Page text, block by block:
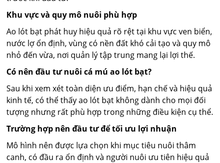
Khu vực và quy mô nuôi phù hợp
Ao lót bạt phát huy hiệu quả rõ rệt tại khu vực ven biển,
nước lợ ổn định, vùng có nền đất khó cải tạo và quy mô
nhỏ đến vừa, nơi quản lý tập trung mang lại lợi thế.
Có nên đầu tư nuôi cá mú ao lót bạt?
Sau khi xem xét toàn diện ưu điểm, hạn chế và hiệu quả
kinh tế, có thể thấy ao lót bạt không dành cho mọi đối
tượng nhưng rất phù hợp trong những điều kiện cụ thể.
Trường hợp nên đầu tư để tối ưu lợi nhuận
Mô hình nên được lựa chọn khi mục tiêu nuôi thâm
canh, có đầu ra ổn định và người nuôi ưu tiên hiệu quả